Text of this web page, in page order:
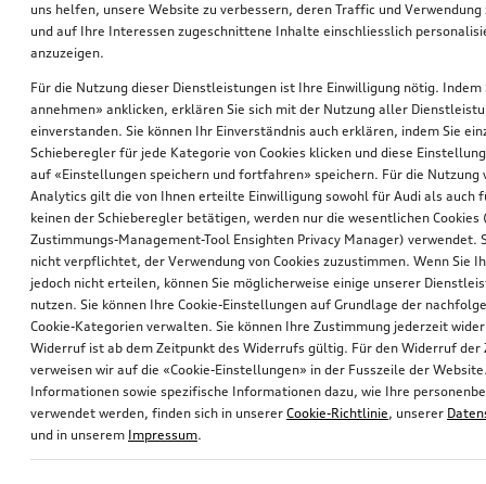
uns helfen, unsere Website zu verbessern, deren Traffic und Verwendung
und auf Ihre Interessen zugeschnittene Inhalte einschliesslich
anzuzeigen.
Für die Nutzung dieser Dienstleistungen ist Ihre Einwilligung nötig. Indem
annehmen» anklicken, erklären Sie sich mit der Nutzung aller
einverstanden. Sie können Ihr Einverständnis auch erklären, indem Sie
Schieberegler für jede Kategorie von Cookies klicken und diese
auf «Einstellungen speichern und fortfahren» speichern. Für die Nutzung
Analytics gilt die von Ihnen erteilte Einwilligung sowohl für Audi als auch
keinen der Schieberegler betätigen, werden nur die wesentlichen Cookies
Zustimmungs-Management-Tool Ensighten Privacy Manager) verwendet.
nicht verpflichtet, der Verwendung von Cookies zuzustimmen. Wenn Sie
jedoch nicht erteilen, können Sie möglicherweise einige unserer
nutzen. Sie können Ihre Cookie-Einstellungen auf Grundlage der
Cookie-Kategorien verwalten. Sie können Ihre Zustimmung jederzeit
Widerruf ist ab dem Zeitpunkt des Widerrufs gültig. Für den Widerruf der
verweisen wir auf die «Cookie-Einstellungen» in der Fusszeile der
Informationen sowie spezifische Informationen dazu, wie Ihre
verwendet werden, finden sich in unserer Cookie-Richtlinie, unserer
und in unserem Impressum.